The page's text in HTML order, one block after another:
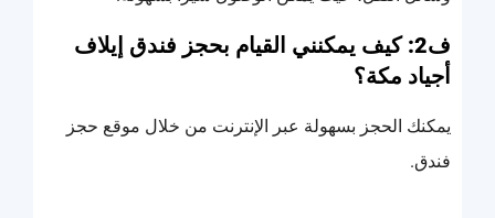
ف2: كيف يمكنني القيام بحجز فندق إيلاف
أجياد مكة؟
يمكنك الحجز بسهولة عبر الإنترنت من خلال موقع حجز
فندق.